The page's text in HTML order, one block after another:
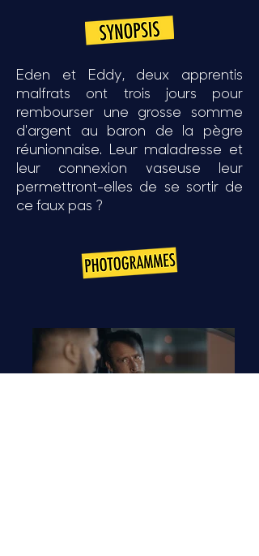
Eden et Eddy, deux apprentis
malfrats ont trois jours pour
rembourser une grosse somme
d'argent au baron de la pègre
réunionnaise. Leur maladresse et
leur connexion vaseuse leur
permettront-elles de se sortir de
ce faux pas ?